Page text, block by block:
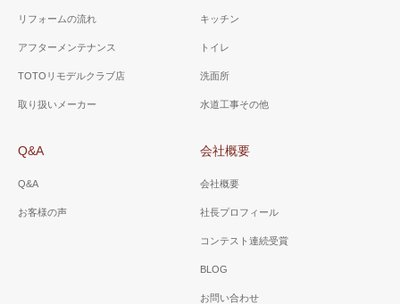
リフォームの流れ
アフターメンテナンス
TOTOリモデルクラブ店
取り扱いメーカー
キッチン
トイレ
洗面所
水道工事その他
Q&A
Q&A
お客様の声
会社概要
会社概要
社長プロフィール
コンテスト連続受賞
BLOG
お問い合わせ